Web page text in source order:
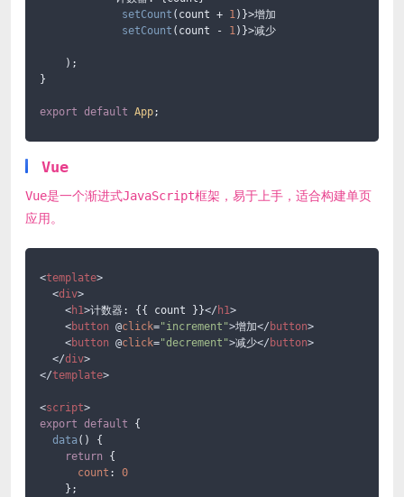
setCount (count + 1 )}>增加
setCount (count - 1 )}>减少
    );
}
export default App;
Vue
Vue是一个渐进式JavaScript框架，易于上手，适合构建单页
应用。
<template>
<div>
<h1>计数器: {{ count }}</ h1>
<button @click="increment">增加</ button>
<button @click="decrement">减少</ button>
</div>
</template>
<script>
export default {
data( ) {
return {
count : 0
    };